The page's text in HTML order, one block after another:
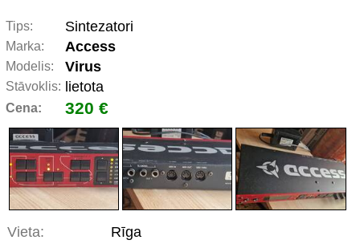
Tips: Sintezatori
Marka: Access
Modelis: Virus
Stāvoklis: lietota
Cena: 320 €
Vieta: Rīga